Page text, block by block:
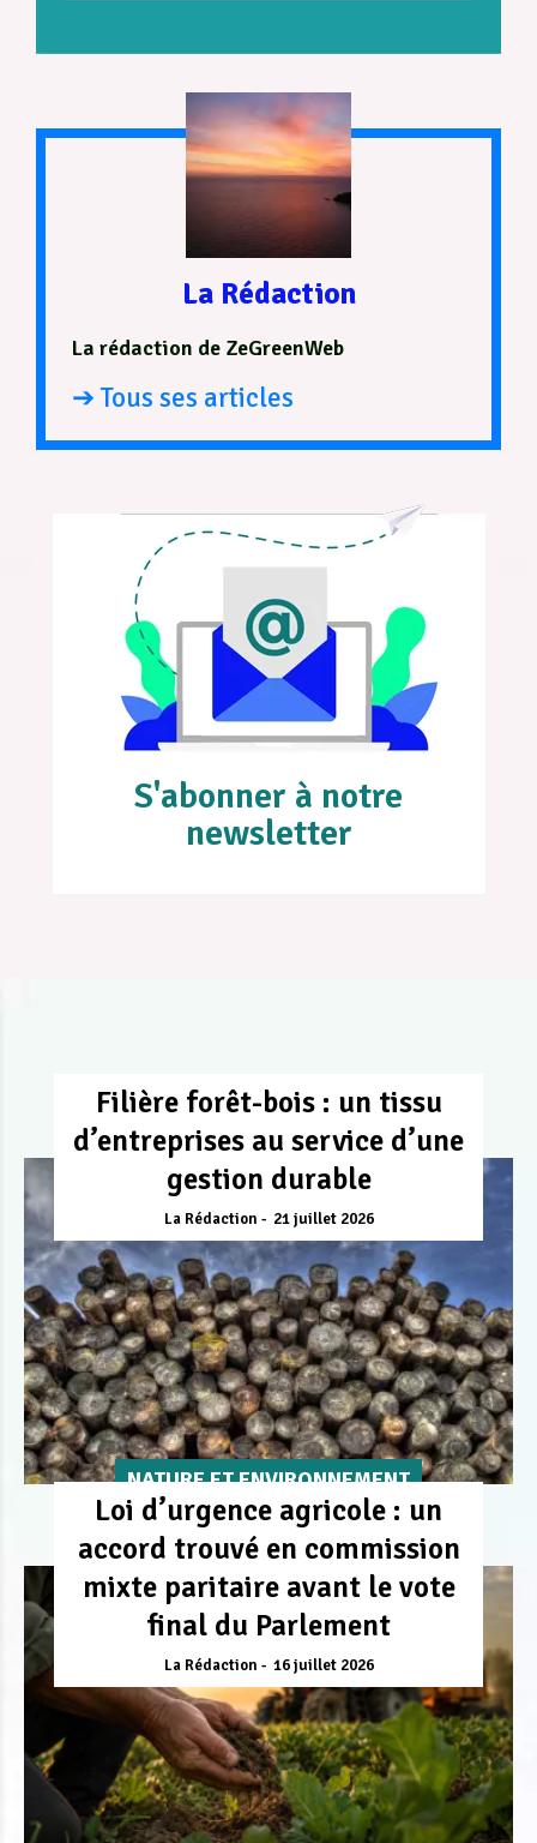
La Rédaction
La rédaction de ZeGreenWeb
➔ Tous ses articles
S'abonner à notre
newsletter
Filière forêt-bois : un tissu
d’entreprises au service d’une
gestion durable
La Rédaction 21 juillet 2026
NATURE ET ENVIRONNEMENT
Loi d’urgence agricole : un
accord trouvé en commission
mixte paritaire avant le vote
final du Parlement
La Rédaction 16 juillet 2026